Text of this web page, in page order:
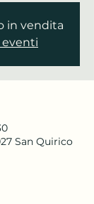
in vendita
eventi
San Quirico